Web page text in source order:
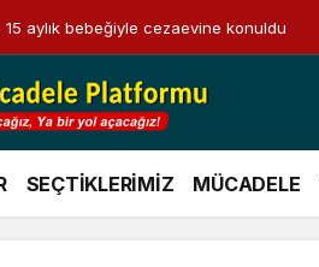
15 aylık bebeğiyle cezaevine konuldu
SEÇTİKLERİMİZ MÜCADELE